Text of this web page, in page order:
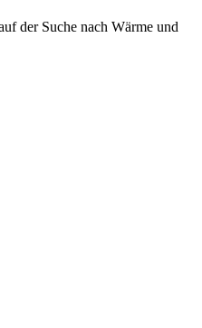
der Suche nach Wärme und